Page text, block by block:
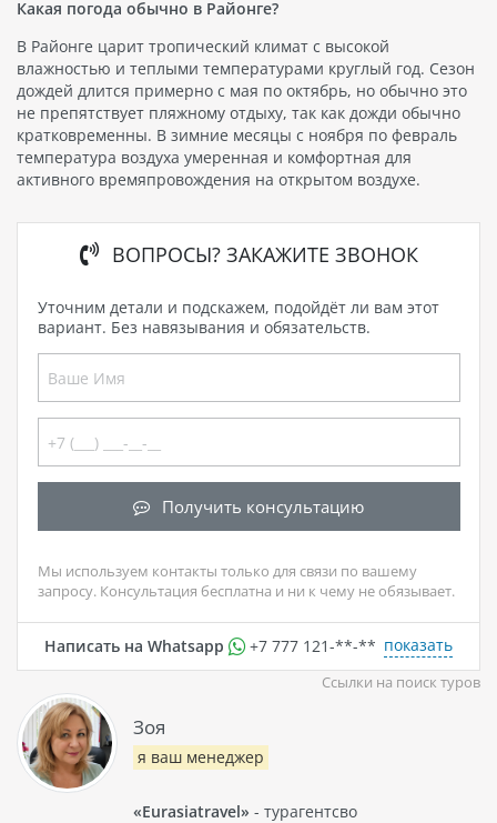
Какая погода обычно в Районге?
В Районге царит тропический климат с высокой
влажностью и теплыми температурами круглый год. Сезон
дождей длится примерно с мая по октябрь, но обычно это
не препятствует пляжному отдыху, так как дожди обычно
кратковременны. В зимние месяцы с ноября по февраль
температура воздуха умеренная и комфортная для
активного времяпровождения на открытом воздухе.
ВОПРОСЫ? ЗАКАЖИТЕ ЗВОНОК
Уточним детали и подскажем, подойдёт ли вам этот
вариант. Без навязывания и обязательств.
Получить консультацию
Мы используем контакты только для связи по вашему
запросу. Консультация бесплатна и ни к чему не обязывает.
Написать на Whatsapp +7 777 121-**-** показать
Ссылки на поиск туров
Зоя
я ваш менеджер
«Eurasiatravel» - турагентсво